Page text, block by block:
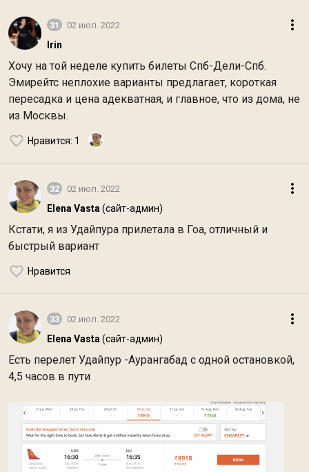
31 02 июл. 2022
Irin
Хочу на той неделе купить билеты Спб-Дели-Спб.
Эмирейтс неплохие варианты предлагает, короткая
пересадка и цена адекватная, и главное, что из дома, не
из Москвы.
Нравится: 1
32 02 июл. 2022
Elena Vasta (сайт-админ)
Кстати, я из Удайпура прилетала в Гоа, отличный и
быстрый вариант
Нравится
33 02 июл. 2022
Elena Vasta (сайт-админ)
Есть перелет Удайпур -Аурангабад с одной остановкой,
4,5 часов в пути